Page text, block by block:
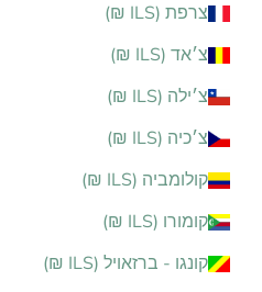
צרפת (ILS ₪)
צ׳אד (ILS ₪)
צ׳ילה (ILS ₪)
צ׳כיה (ILS ₪)
קולומביה (ILS ₪)
קומורו (ILS ₪)
קונגו - ברזאויל (ILS ₪)